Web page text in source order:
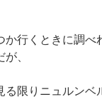
か行くときに調
、
る限りニュルンベ